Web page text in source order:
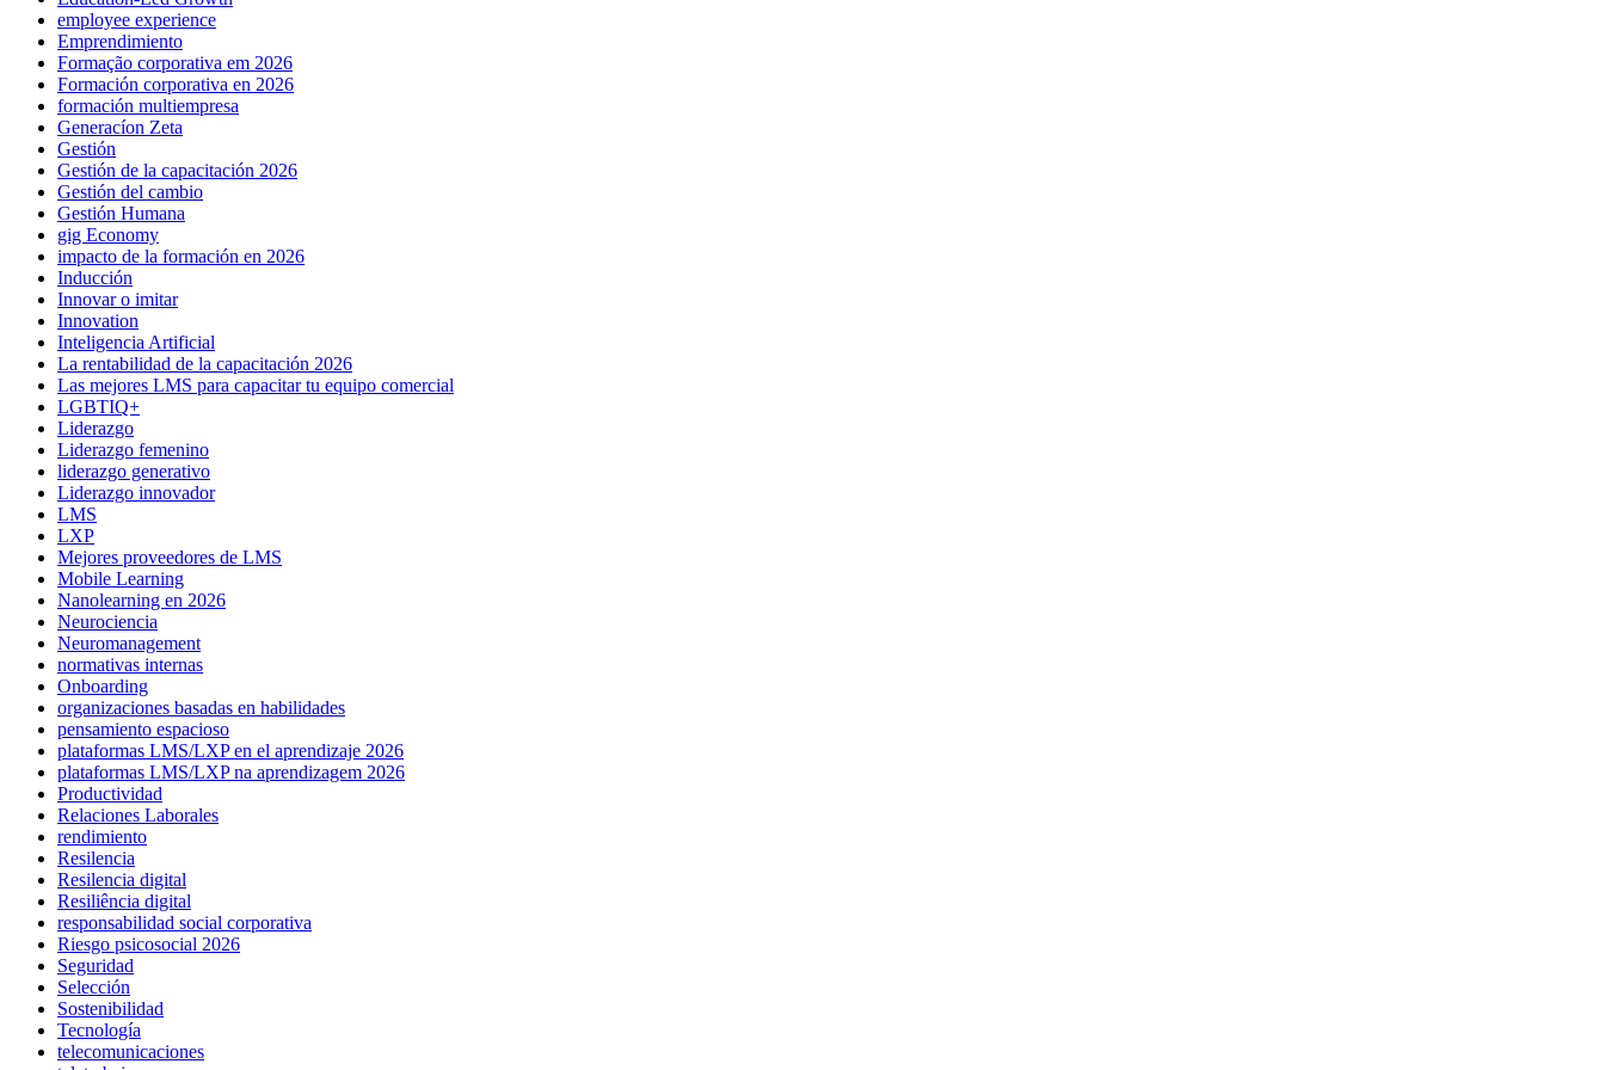
employee experience
Emprendimiento
Formação corporativa em 2026
Formación corporativa en 2026
formación multiempresa
Generacíon Zeta
Gestión
Gestión de la capacitación 2026
Gestión del cambio
Gestión Humana
gig Economy
impacto de la formación en 2026
Inducción
Innovar o imitar
Innovation
Inteligencia Artificial
La rentabilidad de la capacitación 2026
Las mejores LMS para capacitar tu equipo comercial
LGBTIQ+
Liderazgo
Liderazgo femenino
liderazgo generativo
Liderazgo innovador
LMS
LXP
Mejores proveedores de LMS
Mobile Learning
Nanolearning en 2026
Neurociencia
Neuromanagement
normativas internas
Onboarding
organizaciones basadas en habilidades
pensamiento espacioso
plataformas LMS/LXP en el aprendizaje 2026
plataformas LMS/LXP na aprendizagem 2026
Productividad
Relaciones Laborales
rendimiento
Resilencia
Resilencia digital
Resiliência digital
responsabilidad social corporativa
Riesgo psicosocial 2026
Seguridad
Selección
Sostenibilidad
Tecnología
telecomunicaciones